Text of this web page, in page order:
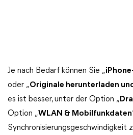
Je nach Bedarf können Sie „
oder „Originale herunterladen
es ist besser, unter der Option „
Option „WLAN & Mobilfunkdaten
Synchronisierungsgeschwindigkeit